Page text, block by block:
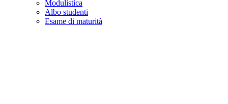
Modulistica
Albo studenti
Esame di maturità